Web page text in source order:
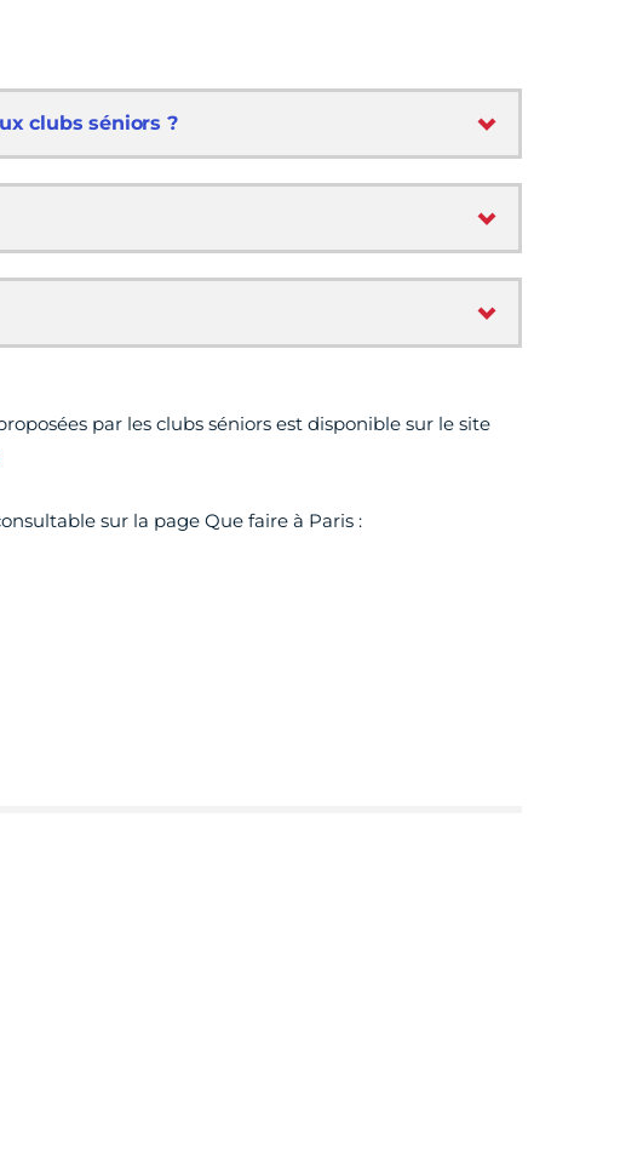
clubs séniors ?
par les clubs séniors est disponible sur le site
sur la page Que faire à Paris :